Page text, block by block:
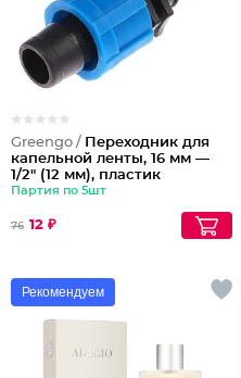
Greengo / Переходник для
капельной ленты, 16 мм —
1/2" (12 мм), пластик
Партия по 5шт
76 12 ₽
Рекомендуем